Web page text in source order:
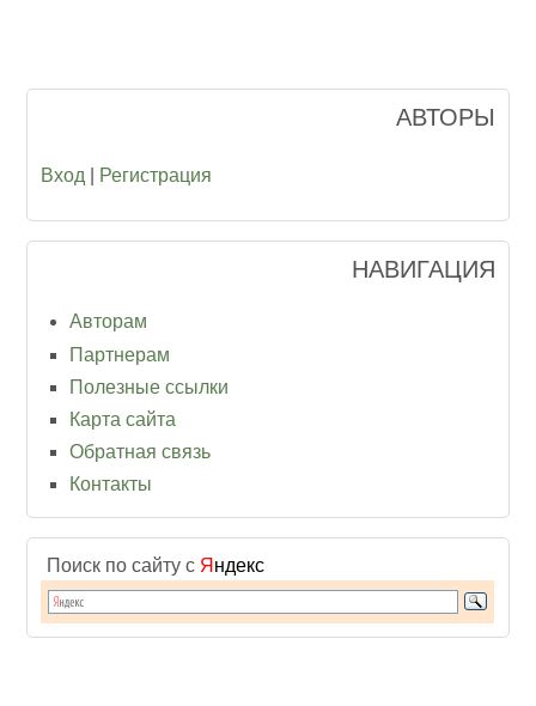
АВТОРЫ
Вход Регистрация
НАВИГАЦИЯ
Авторам
Партнерам
Полезные ссылки
Карта сайта
Обратная связь
Контакты
Поиск по сайту с Я ндекс